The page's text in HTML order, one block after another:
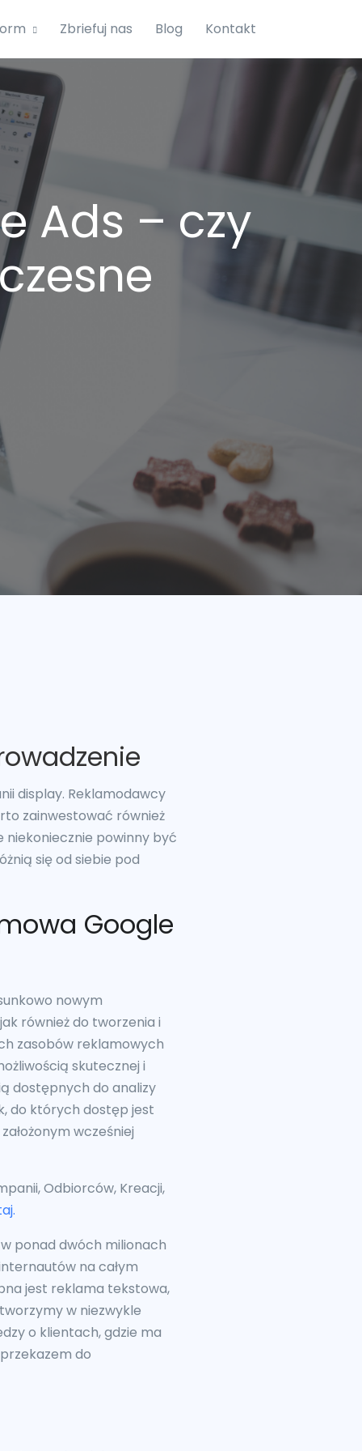
Zbriefuj nas Blog Kontakt
Ads – czy
display. Reklamodawcy
zainwestować również
niekoniecznie powinny być
się od siebie pod
Google
nowym
również do tworzenia i
zasobów reklamowych
skutecznej i
dostępnych do analizy
do których dostęp jest
wcześniej
Odbiorców, Kreacji,
ponad dwóch milionach
na całym
jest reklama tekstowa,
w niezwykle
o klientach, gdzie ma
do